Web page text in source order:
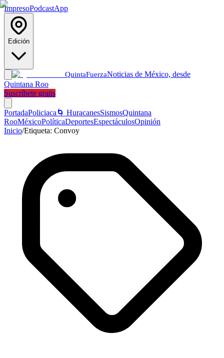
ImpresoPodcastApp
Edición
QuintaFuerzaNoticias de México, desde
Quintana Roo
Suscríbete gratis
PortadaPoliciaca 🌀 HuracanesSismosQuintana
RooMéxicoPolíticaDeportesEspectáculosOpinión
Inicio/Etiqueta: Convoy